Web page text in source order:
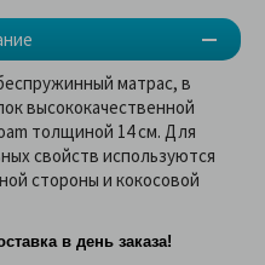
матрас, в
высококачественной
толщиной 14 см. Для
свойств используются
стороны и кокосовой
в день заказа!